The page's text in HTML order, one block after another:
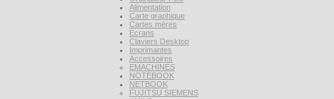
Alimentation
Carte graphique
Cartes mères
Ecrans
Claviers Desktop
Imprimantes
Accessoires
EMACHINES
NOTEBOOK
NETBOOK
FUJITSU SIEMENS